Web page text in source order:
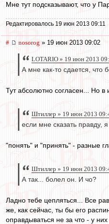
Мне тут подсказывают, что у
Редактировалось 19 июн 2013 09:11
# nosorog » 19 июн 2013 09:02
LOTARIO » 19 июн 2013
А мне как-то сдается, что
Тут абсолютно согласен... Но в
Штиллер » 19 июн 2013
если мне сказать правду,
"понять" и "принять" - разные
Штиллер » 19 июн 2013
А так... болел он. И чо?
Ладно тебе цепляться... Все
же, как сейчас, ты бы его
оправдываться не за что - у них